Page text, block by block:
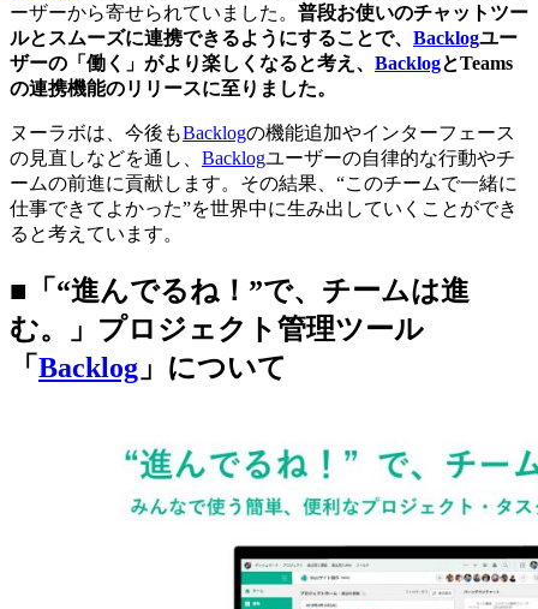
ーザーから寄せられていました。 普段お使いのチャットツー
ルとスムーズに連携できるようにすることで、 Backlogユー
ザーの「働く」がより楽しくなると考え、 BacklogとTeams
の連携機能のリリースに至りました。
ヌーラボは、今後もBacklogの機能追加やインターフェース
の見直しなどを通し、 Backlogユーザーの自律的な行動やチ
ームの前進に貢献します。その結果、“このチームで一緒に
仕事できてよかった”を世界中に生み出していくことができ
ると考えています。
■「“進んでるね！”で、チームは進
む。」プロジェクト管理ツール
「 Backlog 」について